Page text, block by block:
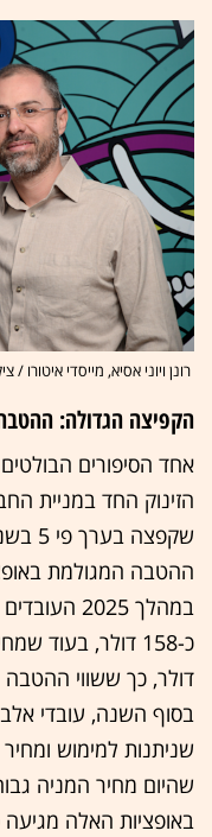
רונן ויוני אסיא, מייסדי איטורו /
הקפיצה הגדולה:
אחד הסיפורים
הזינוק החד במניית
ההטבה המגולמת
במהלך
באופציות האלה מגיעה כמעט לכ-